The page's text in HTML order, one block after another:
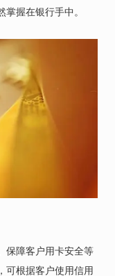
握在银行手中。
保障客户用卡安全等
可根据客户使用信用